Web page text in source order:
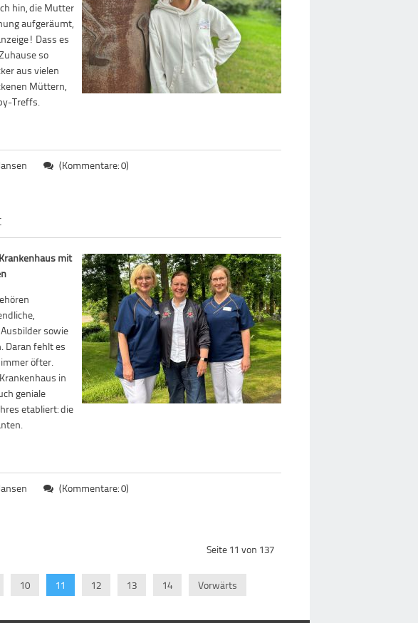
hin, die Mutter
aufgeräumt,
Dass es
so
aus vielen
Müttern,
Treffs.
(Kommentare: 0)
mit
sowie
Daran fehlt es
öfter.
in
geniale
etabliert: die
(Kommentare: 0)
Seite 11 von 137
10 11 12 13 14
Vorwärts